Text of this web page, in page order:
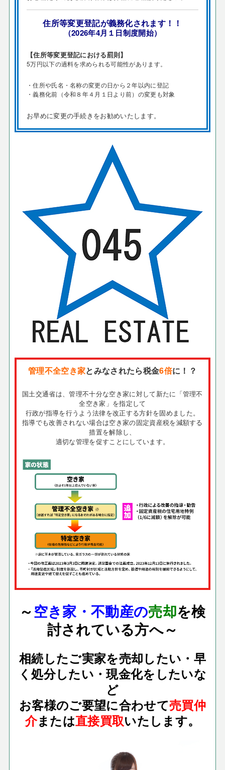
住所等変更登記が義務化されます！！
（2026年4月１日制度開始）
【住所等変更登記における罰則】
5万円以下の過料を求められる可能性があります。
・住所や氏名・名称の変更の日から２年以内に登記
・義務化前（令和８年４月１日より前）の変更も対象
お早めに変更の手続きをお勧めいたします。
管理不全空き家とみなされたら税金6倍に！？
国土交通省は、管理不十分な空き家に対して新たに「管理不
全空き家」を指定して
行政が指導を行うよう法律を改正する方針を固めました。
指導でも改善されない場合は空き家の固定資産税を減額する
措置を解除し、
適切な管理を促すことにしています。
～空き家・不動産の売却を検
討されている方へ～
相続したご実家を売却したい・早
く処分したい・現金化をしたいな
ど
お客様のご要望に合わせて売買仲
介または直接買取いたします。